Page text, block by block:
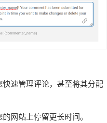
速管理评论，甚至将其分配
网站上停留更长时间。